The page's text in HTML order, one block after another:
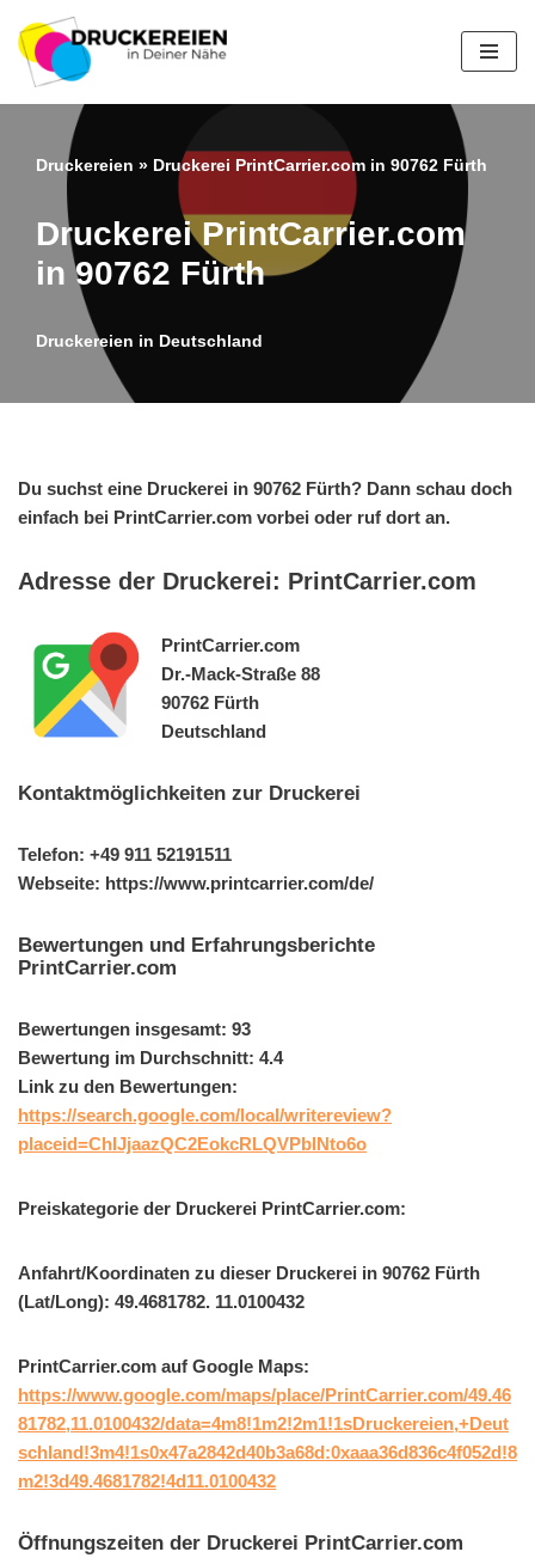
Zum
Inhalt
springen
Druckereien » Druckerei PrintCarrier.com in 90762 Fürth
Druckerei PrintCarrier.com
in 90762 Fürth
Druckereien in Deutschland
Du suchst eine Druckerei in 90762 Fürth? Dann schau doch
einfach bei PrintCarrier.com vorbei oder ruf dort an.
Adresse der Druckerei: PrintCarrier.com
PrintCarrier.com
Dr.-Mack-Straße 88
90762 Fürth
Deutschland
Kontaktmöglichkeiten zur Druckerei
Telefon: +49 911 52191511
Webseite: https://www.printcarrier.com/de/
Bewertungen und Erfahrungsberichte
PrintCarrier.com
Bewertungen insgesamt: 93
Bewertung im Durchschnitt: 4.4
Link zu den Bewertungen:
https://search.google.com/local/writereview?
placeid=ChIJjaazQC2EokcRLQVPbINto6o
Preiskategorie der Druckerei PrintCarrier.com:
Anfahrt/Koordinaten zu dieser Druckerei in 90762 Fürth
(Lat/Long): 49.4681782. 11.0100432
PrintCarrier.com auf Google Maps:
https://www.google.com/maps/place/PrintCarrier.com/49.46
81782,11.0100432/data=4m8!1m2!2m1!1sDruckereien,+Deut
schland!3m4!1s0x47a2842d40b3a68d:0xaaa36d836c4f052d!8
m2!3d49.4681782!4d11.0100432
Öffnungszeiten der Druckerei PrintCarrier.com